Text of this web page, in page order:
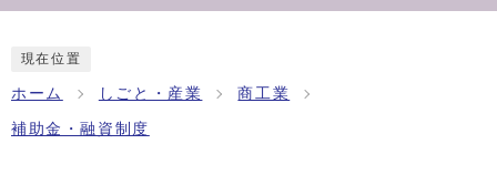
現在位置
ホーム しごと・産業 商工業
補助金・融資制度